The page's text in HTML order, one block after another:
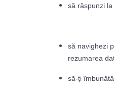
să răspunzi
să navighezi
rezumarea
să-ți